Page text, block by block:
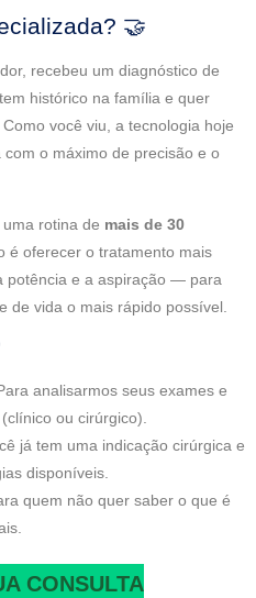
🤝
recebeu um diagnóstico de
histórico na família e quer
você viu, a tecnologia hoje
o máximo de precisão e o
uma rotina de mais de 30
é oferecer o tratamento mais
potência e a aspiração — para
de vida o mais rápido possível.
analisarmos seus exames e
ou cirúrgico).
já tem uma indicação cirúrgica e
disponíveis.
quem não quer saber o que é
CONSULTA